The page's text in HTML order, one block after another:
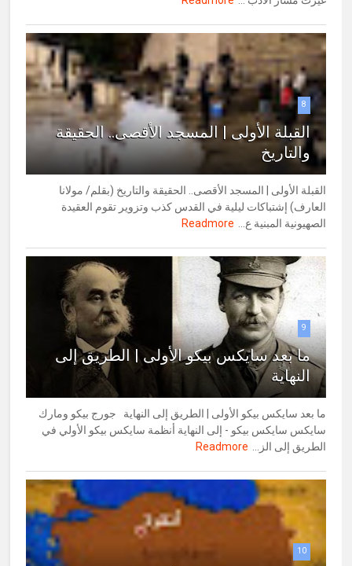
8
القبلة الأولى | المسجد الأقصى.. الحقيقة
والتاريخ
القبلة الأولى | المسجد الأقصى.. الحقيقة والتاريخ (بقلم/ مولانا
العارف) إشتباكات ليلية في القدس كذب وتزوير تقوم العقيدة
الصهيونية المبنية ع...
Readmore
9
ما بعد سايكس بيكو الأولى | الطريق إلى
النهاية
ما بعد سايكس بيكو الأولى | الطريق إلى النهاية جورج بيكو ومارك
سايكس سايكس بيكو - إلى النهاية أنظمة سايكس بيكو الأولي في
الطريق إلى الز...
Readmore
10